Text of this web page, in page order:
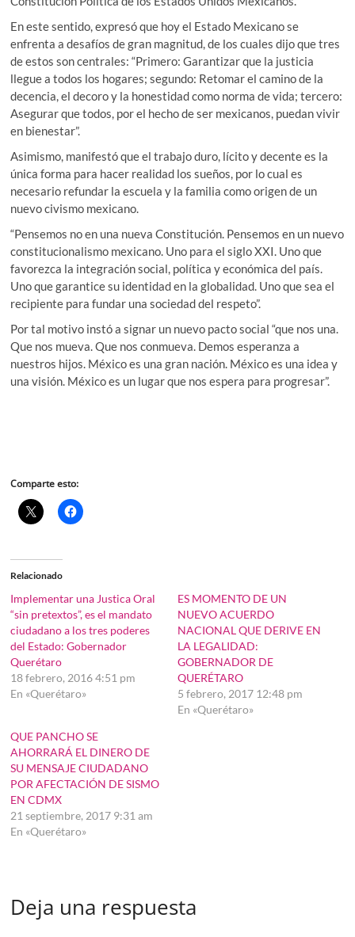
En este sentido, expresó que hoy el Estado Mexicano se
enfrenta a desafíos de gran magnitud, de los cuales dijo que tres
de estos son centrales: “Primero: Garantizar que la justicia
llegue a todos los hogares; segundo: Retomar el camino de la
decencia, el decoro y la honestidad como norma de vida; tercero:
Asegurar que todos, por el hecho de ser mexicanos, puedan vivir
en bienestar”.
Asimismo, manifestó que el trabajo duro, lícito y decente es la
única forma para hacer realidad los sueños, por lo cual es
necesario refundar la escuela y la familia como origen de un
nuevo civismo mexicano.
“Pensemos no en una nueva Constitución. Pensemos en un nuevo
constitucionalismo mexicano. Uno para el siglo XXI. Uno que
favorezca la integración social, política y económica del país.
Uno que garantice su identidad en la globalidad. Uno que sea el
recipiente para fundar una sociedad del respeto”.
Por tal motivo instó a signar un nuevo pacto social “que nos una.
Que nos mueva. Que nos conmueva. Demos esperanza a
nuestros hijos. México es una gran nación. México es una idea y
una visión. México es un lugar que nos espera para progresar”.
Comparte esto:
Relacionado
Implementar una Justica Oral
“sin pretextos”, es el mandato
ciudadano a los tres poderes
del Estado: Gobernador
Querétaro
18 febrero, 2016 4:51 pm
En «Querétaro»
ES MOMENTO DE UN
NUEVO ACUERDO
NACIONAL QUE DERIVE EN
LA LEGALIDAD:
GOBERNADOR DE
QUERÉTARO
5 febrero, 2017 12:48 pm
En «Querétaro»
QUE PANCHO SE
AHORRARÁ EL DINERO DE
SU MENSAJE CIUDADANO
POR AFECTACIÓN DE SISMO
EN CDMX
21 septiembre, 2017 9:31 am
En «Querétaro»
Deja una respuesta